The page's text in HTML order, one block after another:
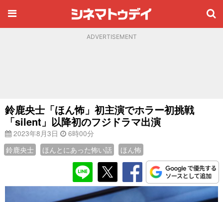
ADVERTISEMENT
鈴鹿央士「ほん怖」初主演でホラー初挑戦
「silent」以降初のフジドラマ出演
2023年8月3日
6時00分
鈴鹿央士
ほんとにあった怖い話 ほん怖